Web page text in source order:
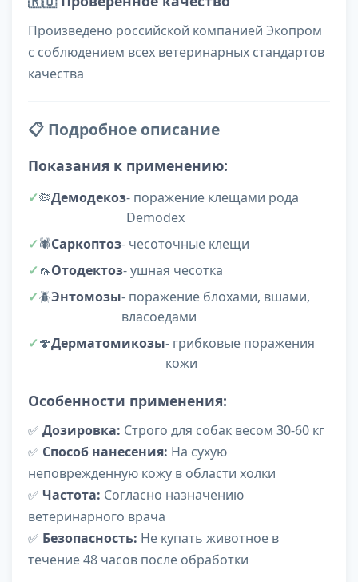
Произведено российской компанией Экопром
с соблюдением всех ветеринарных стандартов
качества
📋 Подробное описание
Показания к применению:
🦠Демодекоз- поражение клещами рода
Demodex
🕷️Саркоптоз- чесоточные клещи
🦟Отодектоз- ушная чесотка
🪲Энтомозы- поражение блохами, вшами,
власоедами
🍄Дерматомикозы- грибковые поражения
кожи
Особенности применения:
✅ Дозировка: Строго для собак весом 30-60 кг
✅ Способ нанесения: На сухую
неповрежденную кожу в области холки
✅ Частота: Согласно назначению
ветеринарного врача
✅ Безопасность: Не купать животное в
течение 48 часов после обработки